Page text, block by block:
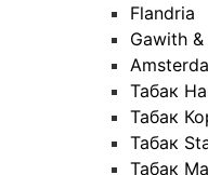
Flandria
Gawith
Табак
Табак
Табак
Табак